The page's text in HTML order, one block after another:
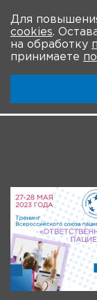
Для
cookies.
на обработку
принимаете
О мероприятии
Система